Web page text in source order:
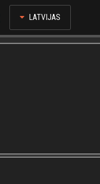
LATVIJAS